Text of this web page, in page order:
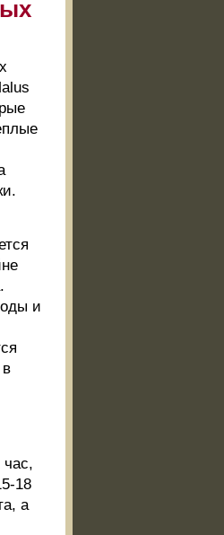
и
час,
18
а